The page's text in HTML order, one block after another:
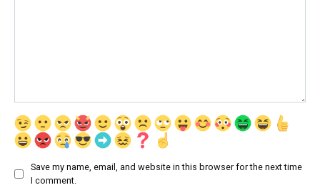
Save my name, email, and website in this browser for the next time
I comment.